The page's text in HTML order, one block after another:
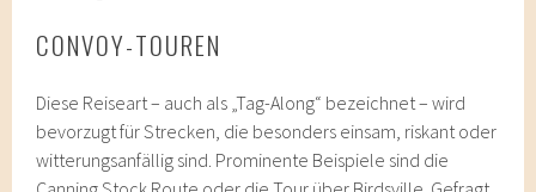
CONVOY-TOUREN
Diese Reiseart – auch als „Tag-Along“ bezeichnet – wird
bevorzugt für Strecken, die besonders einsam, riskant oder
witterungsanfällig sind. Prominente Beispiele sind die